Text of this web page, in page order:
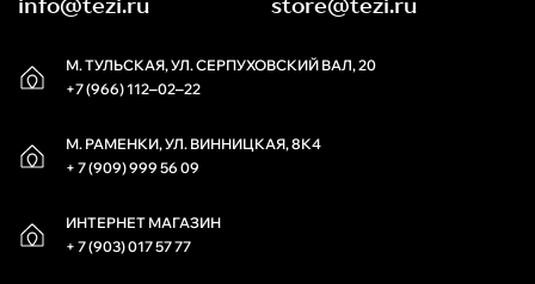
М. ТУЛЬСКАЯ, УЛ. СЕРПУХОВСКИЙ ВАЛ, 20
+7 (966) 112‒02‒22
М. РАМЕНКИ, УЛ. ВИННИЦКАЯ, 8К4
+ 7 (909) 999 56 09
ИНТЕРНЕТ МАГАЗИН
+ 7 (903) 017 57 77